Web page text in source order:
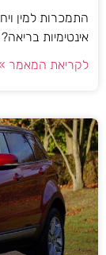
התמכרות למין
אינטימיות בריאה?
לקריאת המאמר